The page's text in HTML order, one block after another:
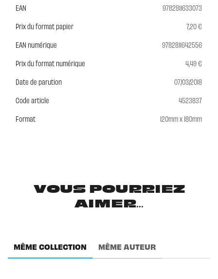
EAN
9782811633073
Prix du format papier
7,20 €
EAN numérique
9782811642556
Prix du format numérique
4,49 €
Date de parution
07/03/2018
Code article
4523837
Format
120mm x 180mm
VOUS POURRIEZ
AIMER...
MÊME COLLECTION MÊME AUTEUR